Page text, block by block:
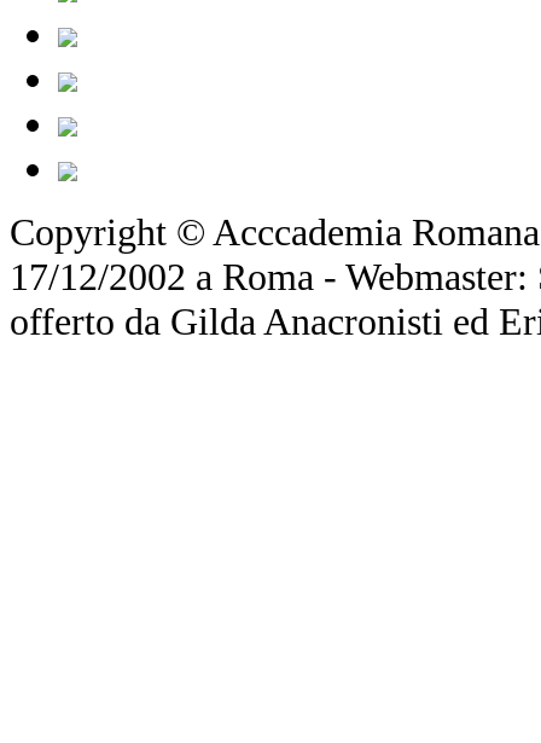
Copyright © Acccademia
17/12/2002 a Roma -
offerto da Gilda Anacronisti ed